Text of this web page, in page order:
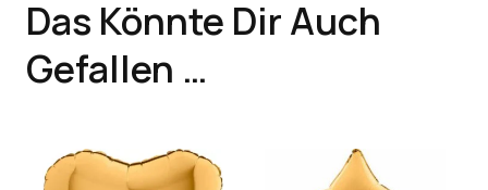
Das Könnte Dir Auch
Gefallen …